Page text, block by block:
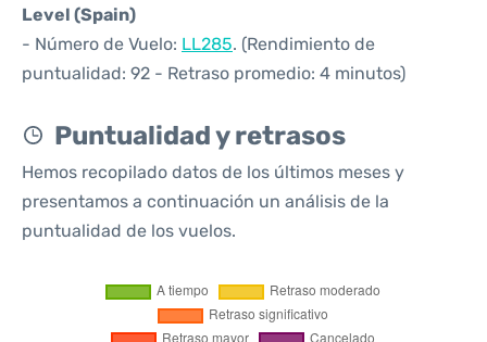
Level (Spain)
- Número de Vuelo: LL285. (Rendimiento de
puntualidad: 92 - Retraso promedio: 4 minutos)
Puntualidad y retrasos
Hemos recopilado datos de los últimos meses y
presentamos a continuación un análisis de la
puntualidad de los vuelos.